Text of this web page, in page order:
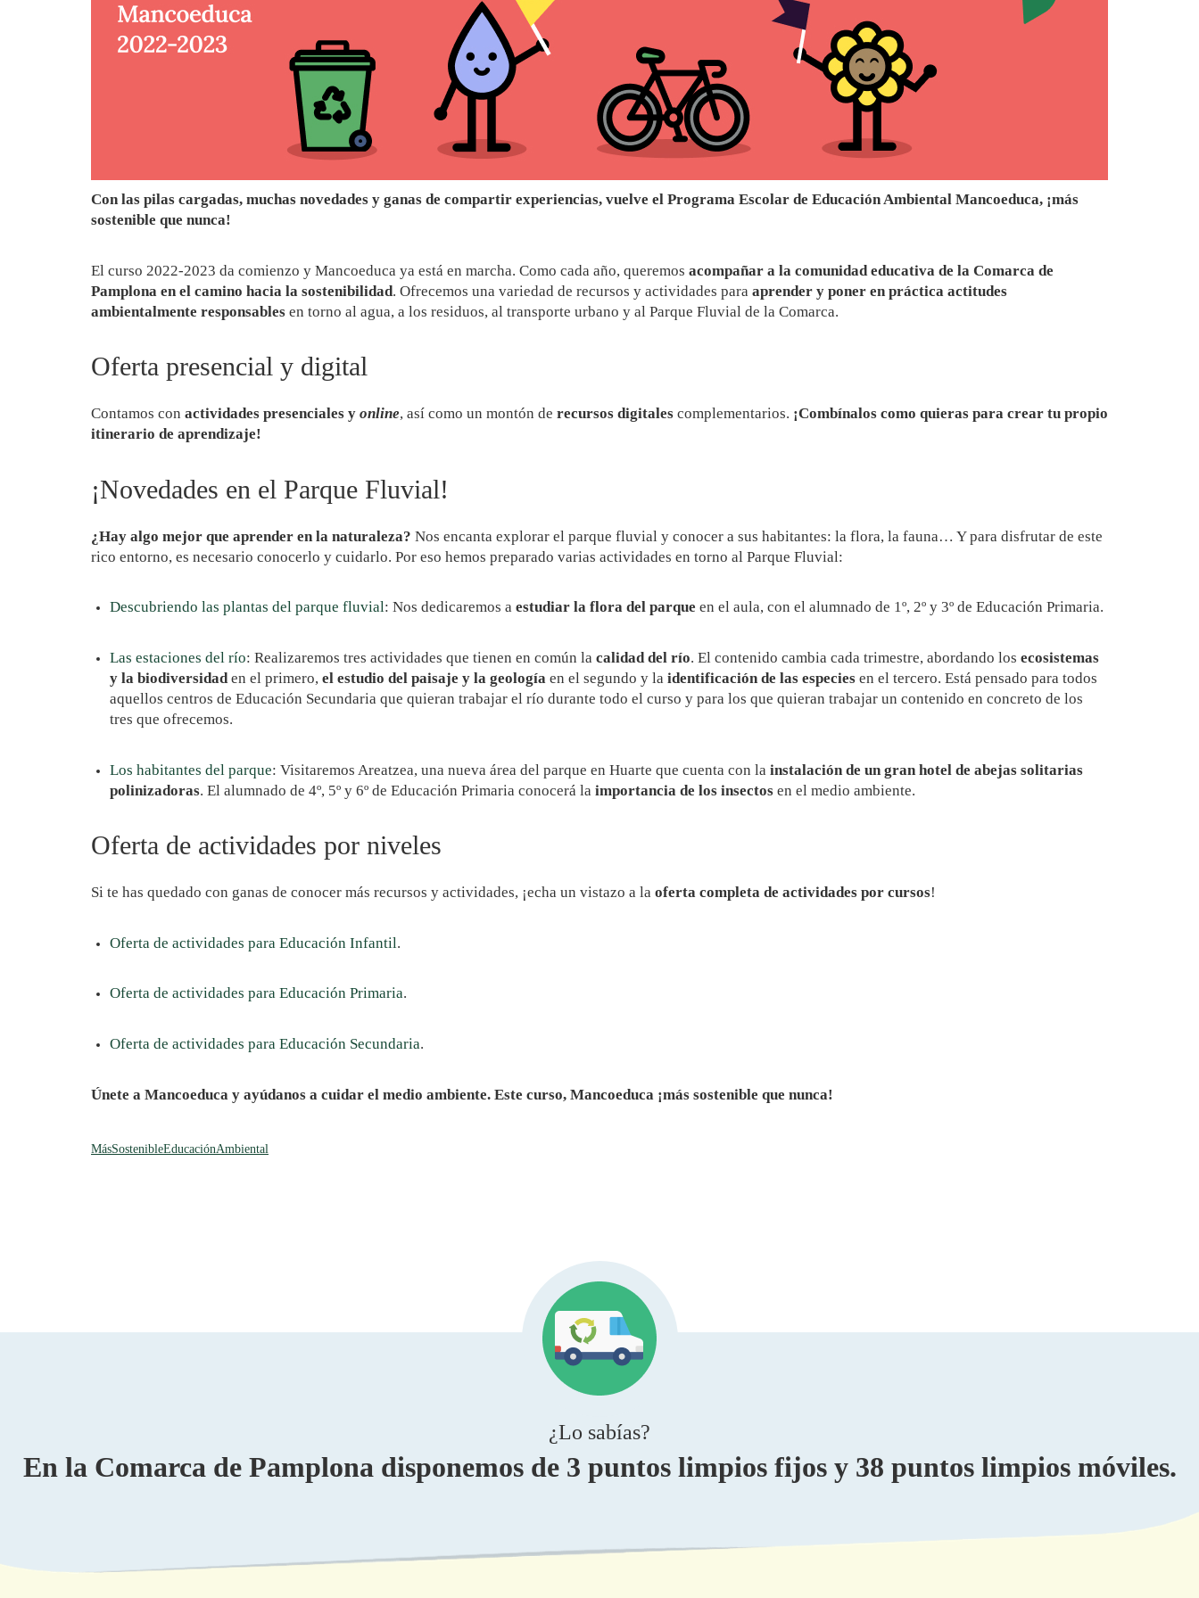
Con las pilas cargadas, muchas novedades y ganas de compartir experiencias, vuelve el Programa Escolar de Educación Ambiental Mancoeduca, ¡más
sostenible que nunca!
El curso 2022-2023 da comienzo y Mancoeduca ya está en marcha. Como cada año, queremos acompañar a la comunidad educativa de la Comarca de
Pamplona en el camino hacia la sostenibilidad. Ofrecemos una variedad de recursos y actividades para aprender y poner en práctica actitudes
ambientalmente responsables en torno al agua, a los residuos, al transporte urbano y al Parque Fluvial de la Comarca.
Oferta presencial y digital
Contamos con actividades presenciales y online, así como un montón de recursos digitales complementarios. ¡Combínalos como quieras para crear tu propio
itinerario de aprendizaje!
¡Novedades en el Parque Fluvial!
¿Hay algo mejor que aprender en la naturaleza? Nos encanta explorar el parque fluvial y conocer a sus habitantes: la flora, la fauna… Y para disfrutar de este
rico entorno, es necesario conocerlo y cuidarlo. Por eso hemos preparado varias actividades en torno al Parque Fluvial:
Descubriendo las plantas del parque fluvial: Nos dedicaremos a estudiar la flora del parque en el aula, con el alumnado de 1º, 2º y 3º de Educación Primaria.
Las estaciones del río: Realizaremos tres actividades que tienen en común la calidad del río. El contenido cambia cada trimestre, abordando los ecosistemas
y la biodiversidaden el primero, el estudio del paisaje y la geología en el segundo y la identificación de las especies en el tercero. Está pensado para todos
aquellos centros de Educación Secundaria que quieran trabajar el río durante todo el curso y para los que quieran trabajar un contenido en concreto de los
tres que ofrecemos.
Los habitantes del parque: Visitaremos Areatzea, una nueva área del parque en Huarte que cuenta con la instalación de un gran hotel de abejas solitarias
polinizadoras. El alumnado de 4º, 5º y 6º de Educación Primaria conocerá la importancia de los insectos en el medio ambiente.
Oferta de actividades por niveles
Si te has quedado con ganas de conocer más recursos y actividades, ¡echa un vistazo a la oferta completa de actividades por cursos!
Oferta de actividades para Educación Infantil.
Oferta de actividades para Educación Primaria.
Oferta de actividades para Educación Secundaria.
Únete a Mancoeduca y ayúdanos a cuidar el medio ambiente. Este curso, Mancoeduca ¡más sostenible que nunca!
MásSostenibleEducaciónAmbiental
¿Lo sabías?
En la Comarca de Pamplona disponemos de 3 puntos limpios fijos y 38 puntos limpios móviles.